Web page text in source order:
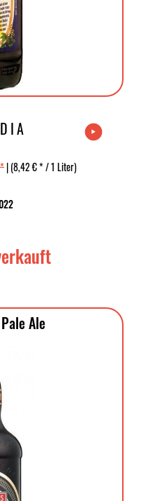
| (8,42 € * / 1 Liter)
Ale